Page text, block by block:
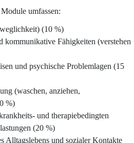
umfassen:
(10 %)
Fähigkeiten (verstehen
und psychische Problemlagen (15
(waschen, anziehen,
%)
und therapiebedingten
(20 %)
Alltagslebens und sozialer Kontakte